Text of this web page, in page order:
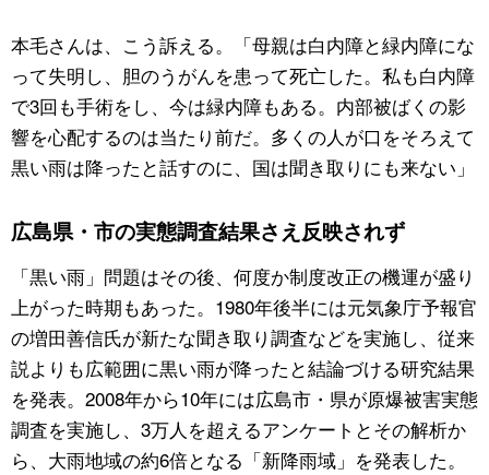
本毛さんは、こう訴える。「母親は白内障と緑内障にな
って失明し、胆のうがんを患って死亡した。私も白内障
で3回も手術をし、今は緑内障もある。内部被ばくの影
響を心配するのは当たり前だ。多くの人が口をそろえて
黒い雨は降ったと話すのに、国は聞き取りにも来ない」
広島県・市の実態調査結果さえ反映されず
「黒い雨」問題はその後、何度か制度改正の機運が盛り
上がった時期もあった。1980年後半には元気象庁予報官
の増田善信氏が新たな聞き取り調査などを実施し、従来
説よりも広範囲に黒い雨が降ったと結論づける研究結果
を発表。2008年から10年には広島市・県が原爆被害実態
調査を実施し、3万人を超えるアンケートとその解析か
ら、大雨地域の約6倍となる「新降雨域」を発表した。